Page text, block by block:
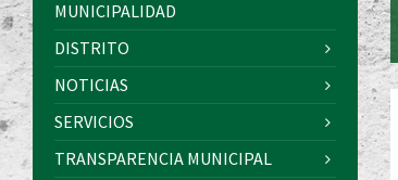
MUNICIPALIDAD
DISTRITO
NOTICIAS
SERVICIOS
TRANSPARENCIA MUNICIPAL